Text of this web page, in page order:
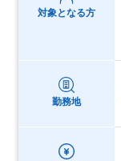
対象となる方
勤務地